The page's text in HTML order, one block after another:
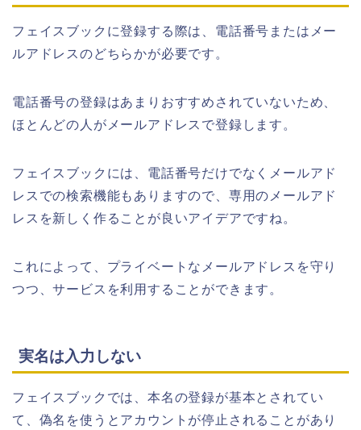
フェイスブックに登録する際は、電話番号またはメー
ルアドレスのどちらかが必要です。
電話番号の登録はあまりおすすめされていないため、
ほとんどの人がメールアドレスで登録します。
フェイスブックには、電話番号だけでなくメールアド
レスでの検索機能もありますので、専用のメールアド
レスを新しく作ることが良いアイデアですね。
これによって、プライベートなメールアドレスを守り
つつ、サービスを利用することができます。
実名は入力しない
フェイスブックでは、本名の登録が基本とされてい
て、偽名を使うとアカウントが停止されることがあり